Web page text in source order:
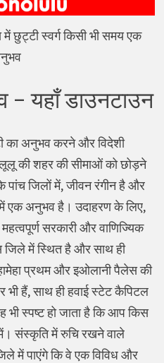
छुट्टी स्वर्ग किसी भी समय एक
– यहाँ डाउनटाउन
का अनुभव करने और विदेशी
की शहर की सीमाओं को छोड़ने
जिलों में, जीवन रंगीन है और
एक अनुभव है। उदाहरण के लिए,
सरकारी और वाणिज्यिक
जिले में स्थित है और साथ ही
प्रथम और इओलानी पैलेस की
हैं, साथ ही हवाई स्टेट कैपिटल
भी स्पष्ट हो जाता है कि आप किस
संस्कृति में रुचि रखने वाले
में पाएंगे कि वे एक विविध और